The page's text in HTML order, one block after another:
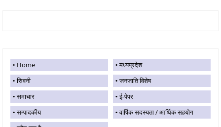
Home
मध्यप्रदेश
सिवनी
जनजाति विशेष
समाचार
ई-पेपर
सम्पादकीय
वार्षिक सदस्यता / आर्थिक सहयोग